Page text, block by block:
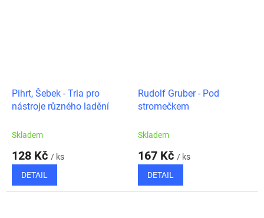
Pihrt, Šebek - Tria pro
nástroje různého ladění
Skladem
128 Kč / ks
DETAIL
Rudolf Gruber - Pod
stromečkem
Skladem
167 Kč / ks
DETAIL